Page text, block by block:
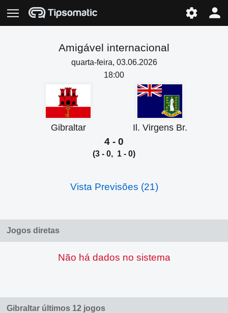
Amigável internacional
quarta-feira, 03.06.2026
18:00
Gibraltar Il. Virgens Br.
4 - 0
(3 - 0, 1 - 0)
Vista Previsões (21)
Jogos diretas
Não há dados no sistema
Gibraltar últimos 12 jogos